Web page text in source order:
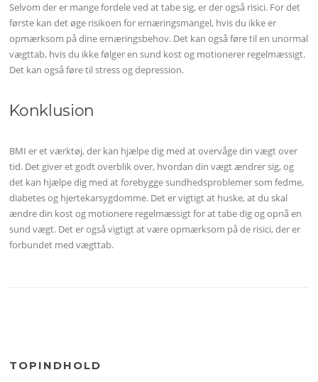
Selvom der er mange fordele ved at tabe sig, er der også risici. For det
første kan det øge risikoen for ernæringsmangel, hvis du ikke er
opmærksom på dine ernæringsbehov. Det kan også føre til en unormal
vægttab, hvis du ikke følger en sund kost og motionerer regelmæssigt.
Det kan også føre til stress og depression.
Konklusion
BMI er et værktøj, der kan hjælpe dig med at overvåge din vægt over
tid. Det giver et godt overblik over, hvordan din vægt ændrer sig, og
det kan hjælpe dig med at forebygge sundhedsproblemer som fedme,
diabetes og hjertekarsygdomme. Det er vigtigt at huske, at du skal
ændre din kost og motionere regelmæssigt for at tabe dig og opnå en
sund vægt. Det er også vigtigt at være opmærksom på de risici, der er
forbundet med vægttab.
TOPINDHOLD